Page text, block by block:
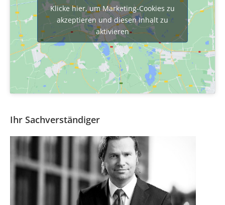
Klicke hier, um Marketing-Cookies zu
akzeptieren und diesen Inhalt zu
aktivieren
Ihr Sachverständiger